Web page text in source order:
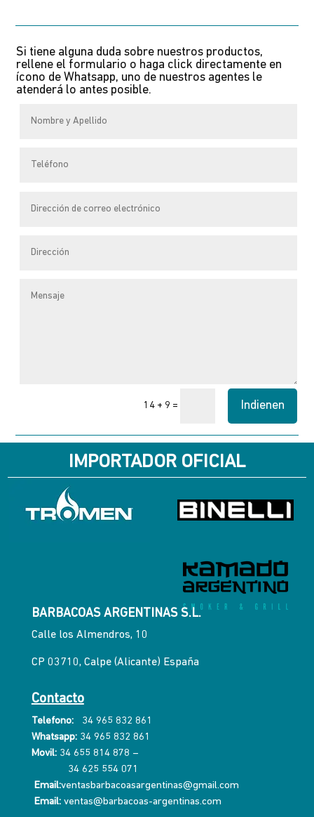
Deze
optie
kan
worden
de
Si tiene alguna duda sobre nuestros productos,
rellene el formulario o haga click directamente en
ícono de Whatsapp, uno de nuestros agentes le
atenderá lo antes posible.
14 + 9 = Indienen
IMPORTADOR OFICIAL
BARBACOAS ARGENTINAS S.L.
Calle los Almendros, 10
CP 03710, Calpe (Alicante) España
Contacto
Telefono:
34 965 832 861
Whatsapp:34 965 832 861
Movil: 34 655 814 878 –
34 625 554 071
Email:ventasbarbacoasargentinas@gmail.com
Email: ventas@barbacoas-argentinas.com